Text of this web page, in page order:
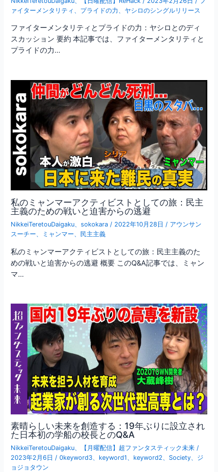
ァイターメンタリティ
プライドの力 ヤシロのシングルリリース
ファイターメンタリティとプライドの力：ヤシロとのディ
スカッション 要約 本記事では、ファイターメンタリティと
プライドの力…
私のミャンマーアクティビストとしての旅：民主
主義のための戦いと迫害からの逃避
NikkeiTeretouDaigaku、sokokara / 2022年10月28日 / アウンサン
スーチー、 ミャンマー、 民主主義
私のミャンマーアクティビストとしての旅：民主主義のた
めの戦いと迫害からの逃避 概要 このQ&A記事では、ミャン
マ…
素晴らしい未来を創造する：19年ぶりに設立され
た日本初の学船の校長とのQ&A
NikkeiTeretouDaigaku、 【月曜配信】超ファンタスティック未来 /
2023年2月6日 /0keyword3、 keyword1、 keyword2、 Society、 ジ
ョジョタウン